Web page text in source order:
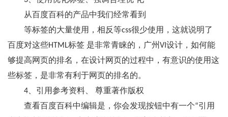
从百度百科的产品中我们经常看到
等标签的大量使用，相反等css很少使用，这就说明了
百度对这些HTML标签 是非常青睐的，广州VI设计，如何能
够提高网页的排名，在设计网页的过程中，有意识的使用这
些标签，是非常有利于网页的排名的。
4、引用参考资料、 尊重著作版权
查看百度百科中编辑是，你会发现按钮中有一个“引用